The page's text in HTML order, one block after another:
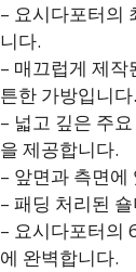
– 요시다포터의
니다.
– 매끄럽게 제
튼한 가방입니다.
– 넓고 깊은 주
을 제공합니다.
– 앞면과 측면
– 패딩 처리된
– 요시다포터의
에 완벽합니다.